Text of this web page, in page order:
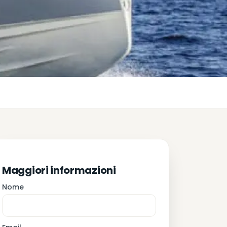
Maggiori informazioni
Nome